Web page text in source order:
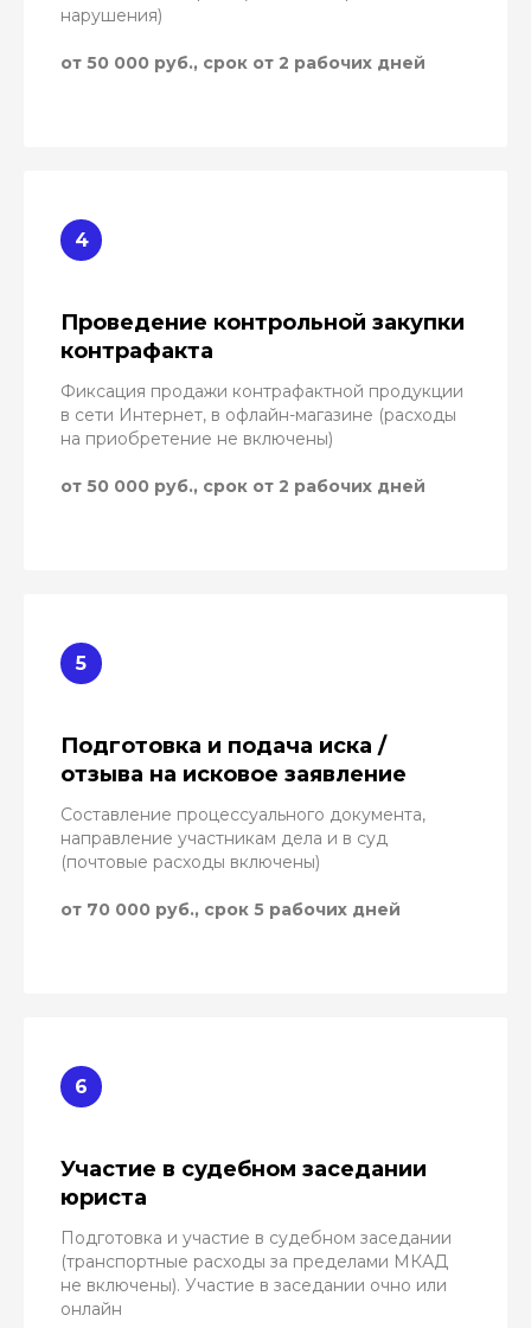
нарушения)
от 50 000 руб., срок от 2 рабочих дней
Проведение контрольной закупки
контрафакта
Фиксация продажи контрафактной продукции
в сети Интернет, в офлайн-магазине (расходы
на приобретение не включены)
от 50 000 руб., срок от 2 рабочих дней
Подготовка и подача иска /
отзыва на исковое заявление
Составление процессуального документа,
направление участникам дела и в суд
(почтовые расходы включены)
от 70 000 руб., срок 5 рабочих дней
Участие в судебном заседании
юриста
Подготовка и участие в судебном заседании
(транспортные расходы за пределами МКАД
не включены). Участие в заседании очно или
онлайн